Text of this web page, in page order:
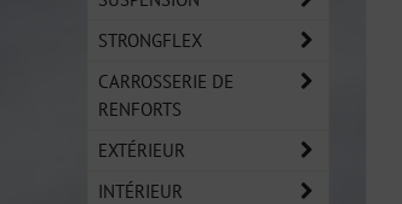
STRONGFLEX
CARROSSERIE DE
RENFORTS
EXTÉRIEUR
INTÉRIEUR